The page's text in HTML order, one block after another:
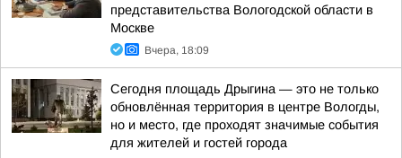
представительства Вологодской области в
Москве
Вчера, 18:09
Сегодня площадь Дрыгина — это не только
обновлённая территория в центре Вологды,
но и место, где проходят значимые события
для жителей и гостей города